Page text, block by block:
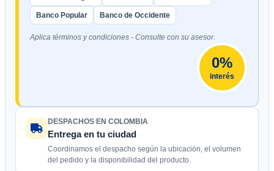
Banco Popular Banco de Occidente
Aplica términos y condiciones - Consulte con su asesor.
0%
interés
DESPACHOS EN COLOMBIA
Entrega en tu ciudad
Coordinamos el despacho según la ubicación, el volumen
del pedido y la disponibilidad del producto.